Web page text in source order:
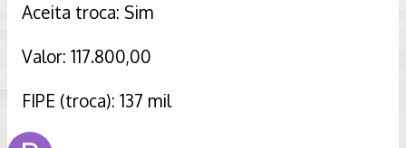
Aceita troca: Sim
Valor: 117.800,00
FIPE (troca): 137 mil